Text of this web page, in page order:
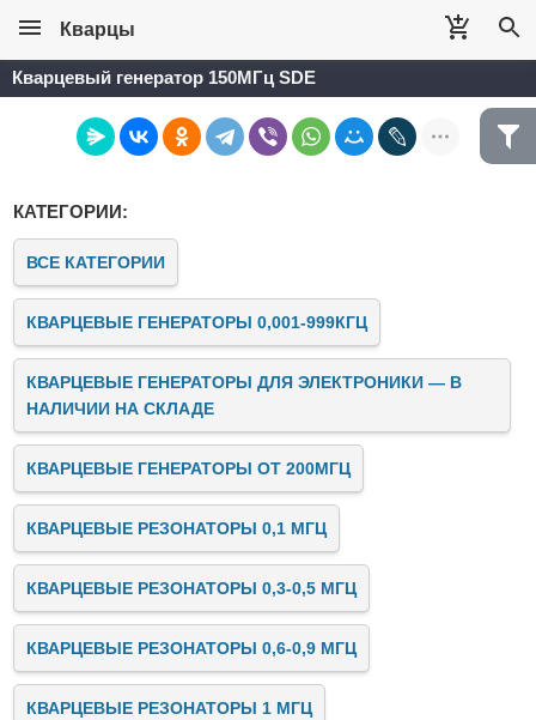
Кварцы
Кварцевый генератор 150МГц SDE
КАТЕГОРИИ:
ВСЕ КАТЕГОРИИ
КВАРЦЕВЫЕ ГЕНЕРАТОРЫ 0,001-999КГЦ
КВАРЦЕВЫЕ ГЕНЕРАТОРЫ ДЛЯ ЭЛЕКТРОНИКИ — В
НАЛИЧИИ НА СКЛАДЕ
КВАРЦЕВЫЕ ГЕНЕРАТОРЫ ОТ 200МГЦ
КВАРЦЕВЫЕ РЕЗОНАТОРЫ 0,1 МГЦ
КВАРЦЕВЫЕ РЕЗОНАТОРЫ 0,3-0,5 МГЦ
КВАРЦЕВЫЕ РЕЗОНАТОРЫ 0,6-0,9 МГЦ
КВАРЦЕВЫЕ РЕЗОНАТОРЫ 1 МГЦ